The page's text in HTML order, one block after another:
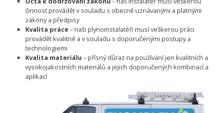
činnost provádět v souladu s obecně uznávanými a platnými
zákony a předpisy
Kvalita práce– naši plynoinstalatéři musí veškerou práci
provádět kvalitně a v souladu s doporučenými postupy a
technologiemi
Kvalita materiálu – přísný důraz na používání jen kvalitních a
vysokojakostních materiálů a jejich doporučených kombinací a
aplikací